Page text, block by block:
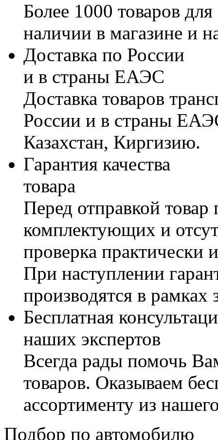
Более 1000 товаров
наличии в магазине и
Доставка по России
и в страны ЕАЭС
Доставка товаров
России и в страны
Казахстан, Киргизию.
Гарантия качества
товара
Перед отправкой товар
комплектующих и
проверка практически
При наступлении
производятся в рамках
Бесплатная
наших экспертов
Всегда рады помочь
товаров. Оказываем
ассортименту из
Подбор по автомобилю